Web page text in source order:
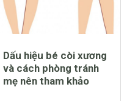
Dấu hiệu bé còi xương
và cách phòng tránh
mẹ nên tham khảo